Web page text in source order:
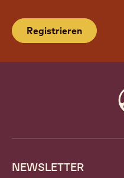
Registrieren
NEWSLETTER